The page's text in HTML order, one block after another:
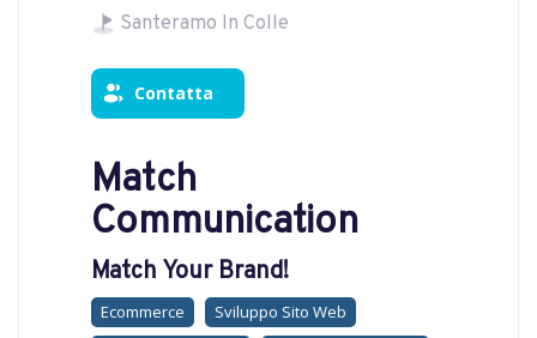
Santeramo In Colle
Contatta
Match
Communication
Match Your Brand!
Ecommerce
Sviluppo Sito Web